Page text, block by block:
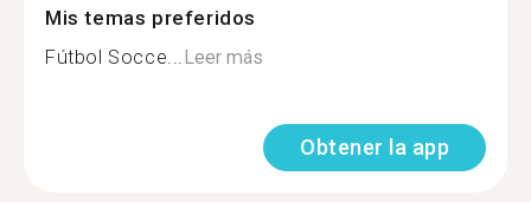
Mis temas preferidos
Fútbol Socce...Leer más
Obtener la app